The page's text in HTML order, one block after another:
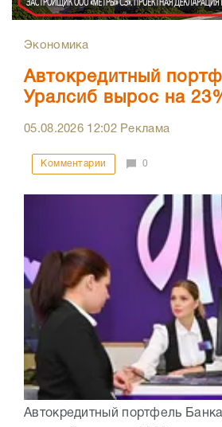
Экономика
Автокредитный
Уралсиб вырос на
05.08.2026 12:02Реклама
Комментарии 0
Автокредитный портфель